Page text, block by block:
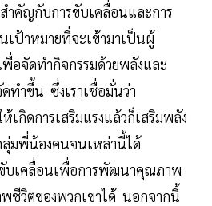
สำคัญกับการขับเคลื่อนและการ
เป้าหมายที่จะเข้ามาเป็นผู้
อจัดทำกิจกรรมด้วยพลังและ
ทำขึ้น ซึ่งเราเชื่อมั่นว่า
เกิดการเสริมแรงแล้วก็เสริมพลัง
ลุ่มพี่น้องคนจนเหล่านี้ได้
บเคลื่อนเพื่อการพัฒนาคุณภาพ
ชีวิตของพวกเขาได้ นอกจากนี้